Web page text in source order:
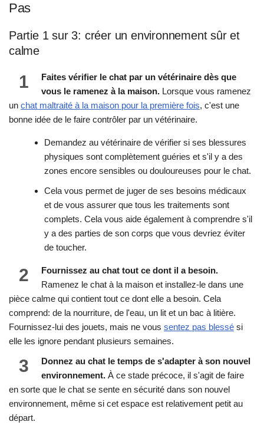
Pas
Partie 1 sur 3: créer un environnement sûr et
calme
1
Faites vérifier le chat par un vétérinaire dès que
vous le ramenez à la maison. Lorsque vous ramenez
un chat maltraité à la maison pour la première fois, c'est une
bonne idée de le faire contrôler par un vétérinaire.
Demandez au vétérinaire de vérifier si ses blessures
physiques sont complètement guéries et s'il y a des
zones encore sensibles ou douloureuses pour le chat.
Cela vous permet de juger de ses besoins médicaux
et de vous assurer que tous les traitements sont
complets. Cela vous aide également à comprendre s'il
y a des parties de son corps que vous devriez éviter
de toucher.
2
Fournissez au chat tout ce dont il a besoin.
Ramenez le chat à la maison et installez-le dans une
pièce calme qui contient tout ce dont elle a besoin. Cela
comprend: de la nourriture, de l'eau, un lit et un bac à litière.
Fournissez-lui des jouets, mais ne vous sentez pas blessé si
elle les ignore pendant plusieurs semaines.
3
Donnez au chat le temps de s'adapter à son nouvel
environnement. À ce stade précoce, il s'agit de faire
en sorte que le chat se sente en sécurité dans son nouvel
environnement, même si cet espace est relativement petit au
départ.